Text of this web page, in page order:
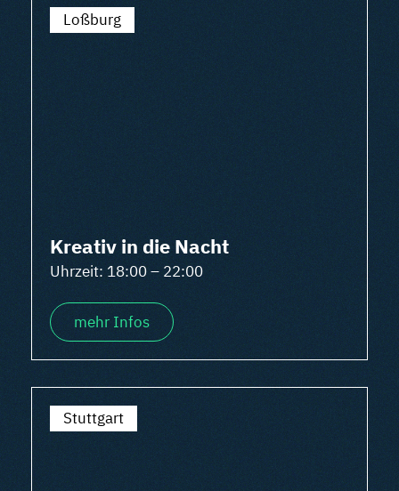
Loßburg
Kreativ in die Nacht
Uhrzeit: 18:00 – 22:00
mehr Infos
Stuttgart